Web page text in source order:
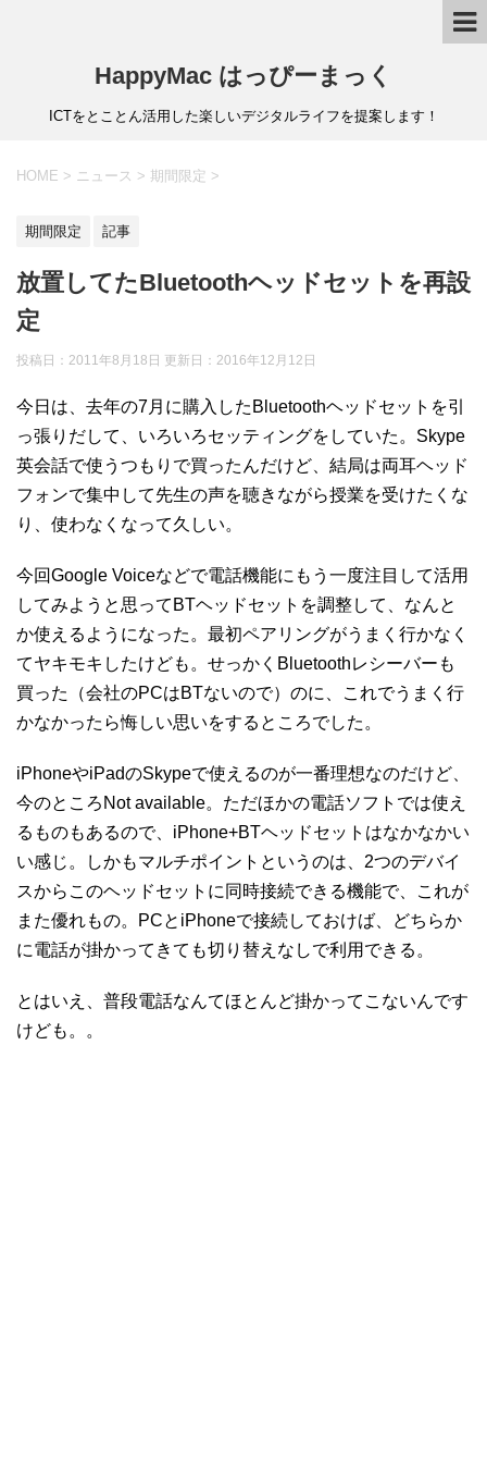
HappyMac はっぴーまっく
ICTをとことん活用した楽しいデジタルライフを提案します！
HOME > ニュース > 期間限定 >
期間限定 記事
放置してたBluetoothヘッドセットを再設
定
投稿日：2011年8月18日 更新日： 2016年12月12日
今日は、去年の7月に購入したBluetoothヘッドセットを引
っ張りだして、いろいろセッティングをしていた。Skype
英会話で使うつもりで買ったんだけど、結局は両耳ヘッド
フォンで集中して先生の声を聴きながら授業を受けたくな
り、使わなくなって久しい。
今回Google Voiceなどで電話機能にもう一度注目して活用
してみようと思ってBTヘッドセットを調整して、なんと
か使えるようになった。最初ペアリングがうまく行かなく
てヤキモキしたけども。せっかくBluetoothレシーバーも
買った（会社のPCはBTないので）のに、これでうまく行
かなかったら悔しい思いをするところでした。
iPhoneやiPadのSkypeで使えるのが一番理想なのだけど、
今のところNot available。ただほかの電話ソフトでは使え
るものもあるので、iPhone+BTヘッドセットはなかなかい
い感じ。しかもマルチポイントというのは、2つのデバイ
スからこのヘッドセットに同時接続できる機能で、これが
また優れもの。PCとiPhoneで接続しておけば、どちらか
に電話が掛かってきても切り替えなしで利用できる。
とはいえ、普段電話なんてほとんど掛かってこないんです
けども。。